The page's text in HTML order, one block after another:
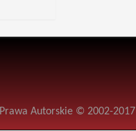
Prawa Autorskie © 2002-2017